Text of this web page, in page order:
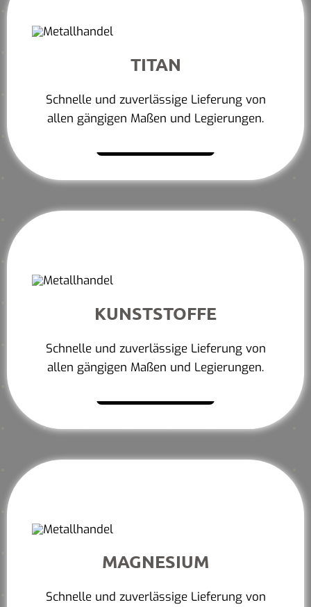
TITAN
Schnelle und zuverlässige Lieferung von
allen gängigen Maßen und Legierungen.
KUNSTSTOFFE
Schnelle und zuverlässige Lieferung von
allen gängigen Maßen und Legierungen.
MAGNESIUM
Schnelle und zuverlässige Lieferung von